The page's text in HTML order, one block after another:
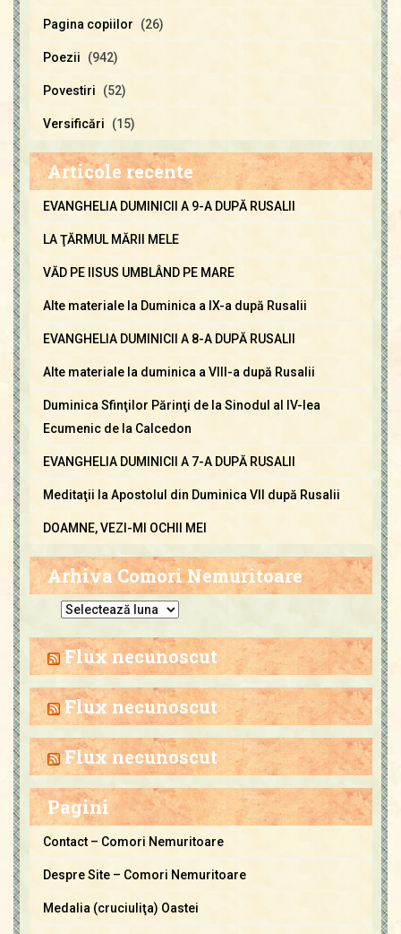
Pagina copiilor (26)
Poezii (942)
Povestiri (52)
Versificări (15)
Articole recente
EVANGHELIA DUMINICII A 9-A DUPĂ RUSALII
LA ŢĂRMUL MĂRII MELE
VĂD PE IISUS UMBLÂND PE MARE
Alte materiale la Duminica a IX-a după Rusalii
EVANGHELIA DUMINICII A 8-A DUPĂ RUSALII
Alte materiale la duminica a VIII-a după Rusalii
Duminica Sfinţilor Părinţi de la Sinodul al IV-lea
Ecumenic de la Calcedon
EVANGHELIA DUMINICII A 7-A DUPĂ RUSALII
Meditaţii la Apostolul din Duminica VII după Rusalii
DOAMNE, VEZI-MI OCHII MEI
Arhiva Comori Nemuritoare
h
i
a
C
o
m
i
Flux necunoscut
Flux necunoscut
Flux necunoscut
Pagini
Contact – Comori Nemuritoare
Despre Site – Comori Nemuritoare
Medalia (cruciuliţa) Oastei